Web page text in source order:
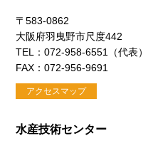
〒583-0862
大阪府羽曳野市尺度442
TEL：072-958-6551（代表）
FAX：072-956-9691
アクセスマップ
水産技術センター